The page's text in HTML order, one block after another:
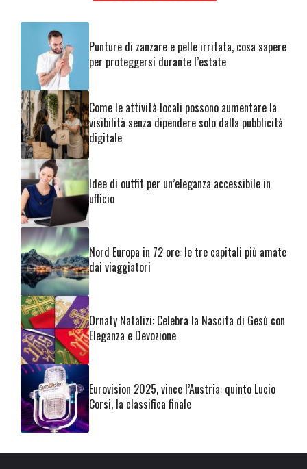
Punture di zanzare e pelle irritata, cosa sapere
per proteggersi durante l’estate
Come le attività locali possono aumentare la
visibilità senza dipendere solo dalla pubblicità
digitale
Idee di outfit per un’eleganza accessibile in
ufficio
Nord Europa in 72 ore: le tre capitali più amate
dai viaggiatori
Ornaty Natalizi: Celebra la Nascita di Gesù con
Eleganza e Devozione
Eurovision 2025, vince l’Austria: quinto Lucio
Corsi, la classifica finale